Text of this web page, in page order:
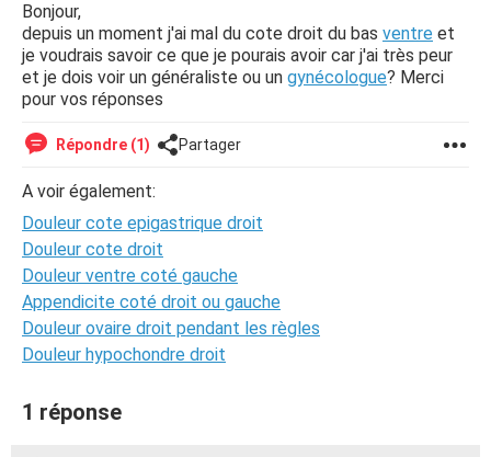
Bonjour,
depuis un moment j'ai mal du cote droit du bas ventre et
je voudrais savoir ce que je pourais avoir car j'ai très peur
et je dois voir un généraliste ou un gynécologue? Merci
pour vos réponses
Répondre (1) Partager
A voir également:
Douleur cote epigastrique droit
Douleur cote droit
Douleur ventre coté gauche
Appendicite coté droit ou gauche
Douleur ovaire droit pendant les règles
Douleur hypochondre droit
1 réponse